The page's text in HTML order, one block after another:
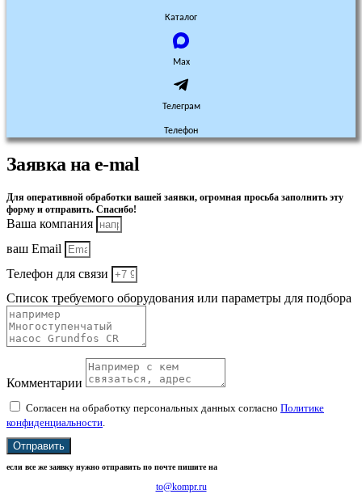
Каталог
Max
Телеграм
Телефон
Заявка на e-mal
Для оперативной обработки вашей заявки, огромная просьба заполнить эту
форму и отправить. Спасибо!
Ваша компания
ваш Email
Телефон для связи
Список требуемого оборудования или параметры для подбора
Комментарии
Согласен на обработку персональных данных согласно Политике
конфиденциальности.
Отправить
если все же заявку нужно отправить по почте пишите на
to@kompr.ru